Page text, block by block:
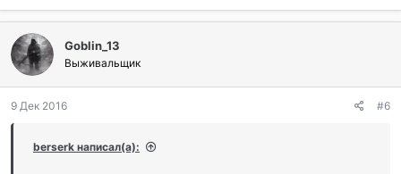
Goblin_13
Выживальщик
9 Дек 2016 #6
berserk написал(а):